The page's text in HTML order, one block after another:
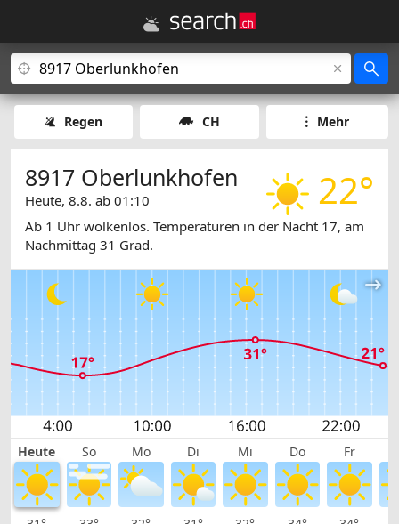
Regen CH Mehr
22°
8917 Oberlunkhofen
Heute, 8.8. ab 01:10
Ab 1 Uhr wolkenlos. Temperaturen in der Nacht 17, am
Nachmittag 31 Grad.
Heute So Mo Di Mi Do Fr